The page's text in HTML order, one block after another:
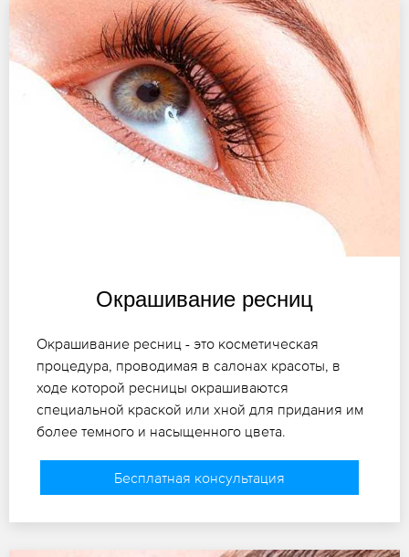
Окрашивание ресниц
Окрашивание ресниц - это косметическая
процедура, проводимая в салонах красоты, в
ходе которой ресницы окрашиваются
специальной краской или хной для придания им
более темного и насыщенного цвета.
Бесплатная консультация